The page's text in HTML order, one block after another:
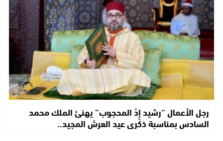
رجل الأعمال “رشيد إِدْ المحجوب” يهنئ الملك محمد
السادس بمناسبة ذكرى عيد العرش المجيد..